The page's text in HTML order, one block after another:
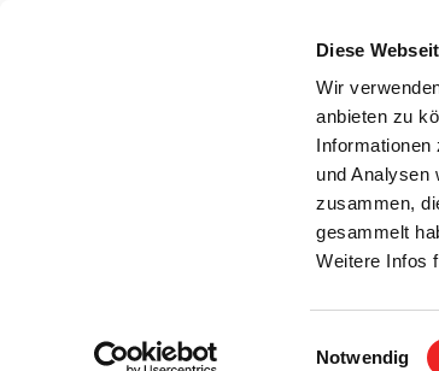
Diese
Wir
anbieten zu
Informationen
und Analysen
zusammen,
gesammelt
Weitere Infos
Notwendig
Bürgerservice
Nachhaltiges Start-Up aus